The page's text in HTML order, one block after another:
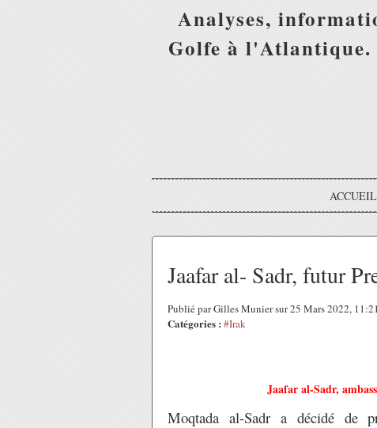
Analyses,
Golfe à l'Atlantique.
ACCUEIL
Jaafar al- Sadr, futur
Publié par Gilles Munier sur 25 Mars 2022,
Catégories : #Irak
Jaafar al-Sadr,
Moqtada al-Sadr a décidé de